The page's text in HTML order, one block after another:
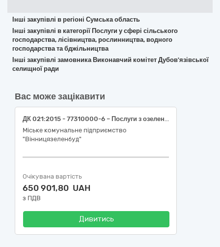
Інші закупівлі в регіоні Сумська область
Інші закупівлі в категорії Послуги у сфері сільського
господарства, лісівництва, рослинництва, водного
господарства та бджільництва
Інші закупівлі замовника Виконавчий комітет Дубов'язівської
селищної ради
Вас може зацікавити
ДК 021:2015 - 77310000-6 – Послуги з озеленення територій та утримання зелених насаджень - Послуги щодо покосу комбінованих газонів при висоті травостою 5 - 10см (з врахуванням супутніх робіт: загрібання, навантаження та вивіз скошеної трави)
Міське комунальне підприємство
"Вінницязеленбуд"
Очікувана вартість
650 901,80 UAH
з ПДВ
Дивитись